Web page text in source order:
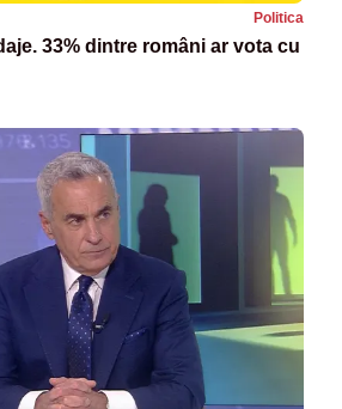
Politica
33% dintre români ar vota cu